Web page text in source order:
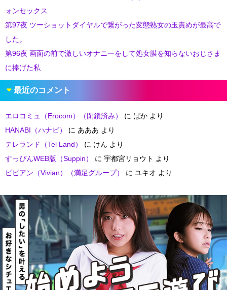
ォンセックス
第97夜 ツーショットダイヤルで繋がった変態熟女の玉責めが最高で
した。
第96夜 画面の前で激しいオナニーをして処女膜を知らないおじさま
に捧げた私
最近のコメント
エロコミュ（Erocom）（閉鎖済み） に ばか より
HANABI（ハナビ）
に あああ より
テレランド（Tel Land）
に けん より
すっぴんWEB版（Suppin）
に 宇都宮リョウト より
ビビアン（Vivian）（満足グループ）
に ユキオ より